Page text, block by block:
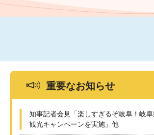
文
重要なお知らせ
知事記者会見「楽しすぎるぞ岐阜！岐
観光キャンペーンを実施」他